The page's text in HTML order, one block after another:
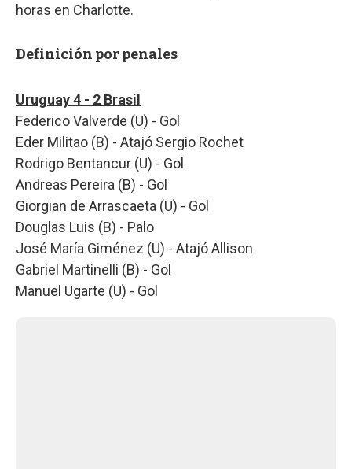
horas en Charlotte.
Definición por penales
Uruguay 4 - 2 Brasil
Federico Valverde (U) - Gol
Eder Militao (B) - Atajó Sergio Rochet
Rodrigo Bentancur (U) - Gol
Andreas Pereira (B) - Gol
Giorgian de Arrascaeta (U) - Gol
Douglas Luis (B) - Palo
José María Giménez (U) - Atajó Allison
Gabriel Martinelli (B) - Gol
Manuel Ugarte (U) - Gol